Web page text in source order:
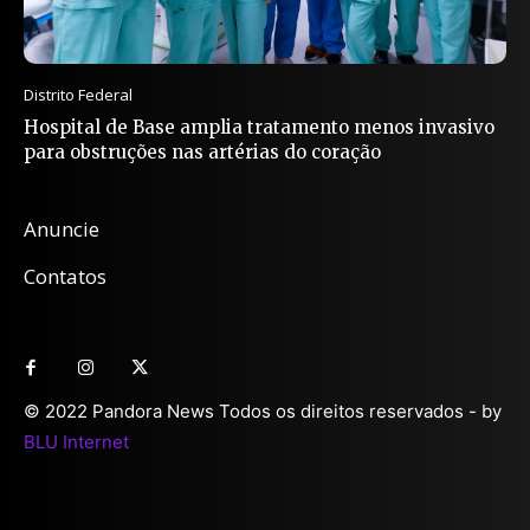
Distrito Federal
Hospital de Base amplia tratamento menos invasivo
para obstruções nas artérias do coração
Anuncie
Contatos
© 2022 Pandora News Todos os direitos reservados - by
BLU Internet